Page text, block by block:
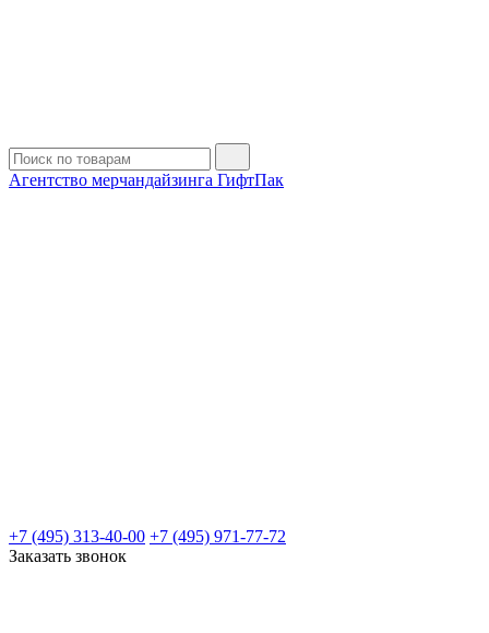
Агентство мерчандайзинга ГифтПак
+7 (495) 313-40-00 +7 (495) 971-77-72
Заказать звонок